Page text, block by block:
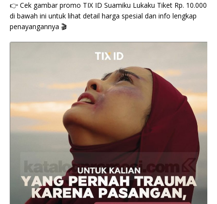
👉 Cek gambar promo TIX ID Suamiku Lukaku Tiket Rp. 10.000
di bawah ini untuk lihat detail harga spesial dan info lengkap
penayangannya 🎬